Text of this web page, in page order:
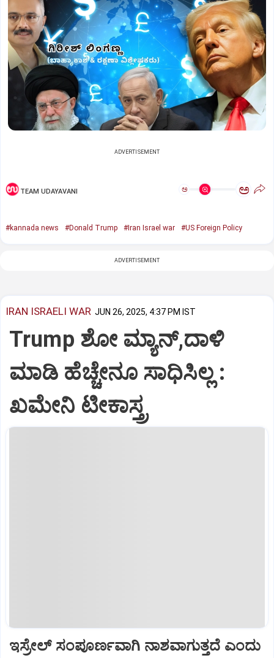
ADVERTISEMENT
TEAM UDAYAVANI ಅ ಅ
#kannada news #Donald Trump #Iran Israel war #US Foreign Policy
ADVERTISEMENT
IRAN ISRAELI WAR JUN 26, 2025, 4:37 PM IST
Trump ಶೋ ಮ್ಯಾನ್,ದಾಳಿ
ಮಾಡಿ ಹೆಚ್ಚೇನೂ ಸಾಧಿಸಿಲ್ಲ :
ಖಮೇನಿ ಟೀಕಾಸ್ತ್ರ
ಇಸ್ರೇಲ್ ಸಂಪೂರ್ಣವಾಗಿ ನಾಶವಾಗುತ್ತದೆ ಎಂದು